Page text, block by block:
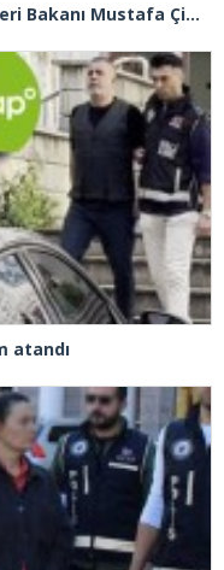
Adalet Bakanı Akın Gürlek ve İçişleri Bakanı Mustafa Çiftçi Esenyurt’ta
atandı